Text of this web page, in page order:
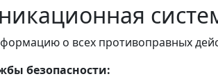
о всех противоправных
безопасности: